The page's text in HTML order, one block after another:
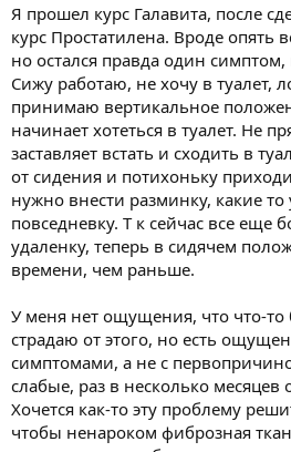
Я прошел курс Галавита, после
курс Простатилена. Вроде опять
но остался правда один
Сижу работаю, не хочу в туалет,
принимаю вертикальное
начинает хотеться в туалет. Не
заставляет встать и сходить в
от сидения и потихоньку
нужно внести разминку, какие
повседневку. Т к сейчас все еще
удаленку, теперь в сидячем
времени, чем раньше.
У меня нет ощущения, что что-то
страдаю от этого, но есть
симптомами, а не с
слабые, раз в несколько
Хочется как-то эту проблему
чтобы ненароком фиброзная